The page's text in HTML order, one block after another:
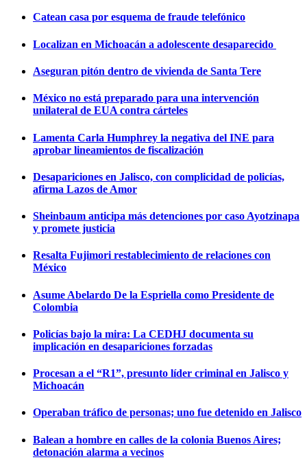
Catean casa por esquema de fraude telefónico
Localizan en Michoacán a adolescente desaparecido
Aseguran pitón dentro de vivienda de Santa Tere
México no está preparado para una intervención
unilateral de EUA contra cárteles
Lamenta Carla Humphrey la negativa del INE para
aprobar lineamientos de fiscalización
Desapariciones en Jalisco, con complicidad de policías,
afirma Lazos de Amor
Sheinbaum anticipa más detenciones por caso Ayotzinapa
y promete justicia
Resalta Fujimori restablecimiento de relaciones con
México
Asume Abelardo De la Espriella como Presidente de
Colombia
Policías bajo la mira: La CEDHJ documenta su
implicación en desapariciones forzadas
Procesan a el “R1”, presunto líder criminal en Jalisco y
Michoacán
Operaban tráfico de personas; uno fue detenido en Jalisco
Balean a hombre en calles de la colonia Buenos Aires;
detonación alarma a vecinos